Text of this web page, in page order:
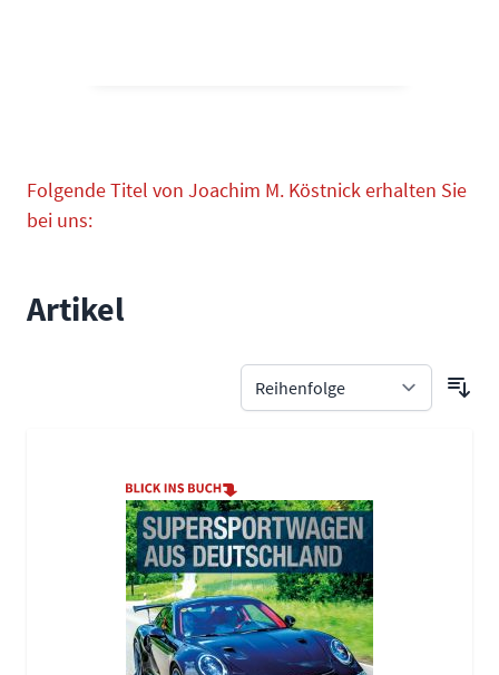
Folgende Titel von Joachim M. Köstnick erhalten Sie
bei uns:
Artikel